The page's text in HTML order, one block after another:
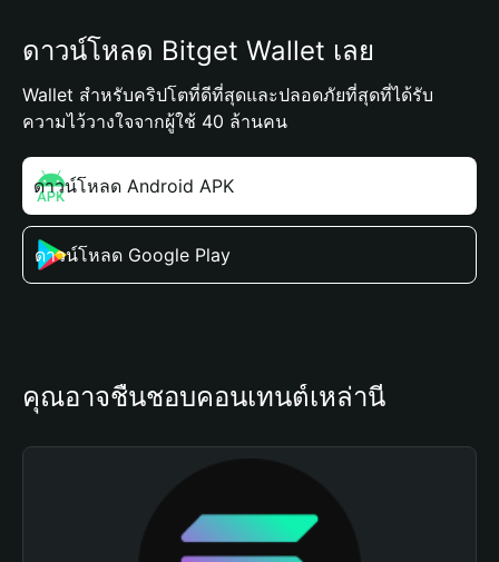
ดาวน์โหลด Bitget Wallet เลย
Wallet สำหรับคริปโตที่ดีที่สุดและปลอดภัยที่สุดที่ได้รับ
ความไว้วางใจจากผู้ใช้ 40 ล้านคน
ดาวน์โหลด Android APK
ดาวน์โหลด Google Play
คุณอาจชื่นชอบคอนเทนต์เหล่านี้